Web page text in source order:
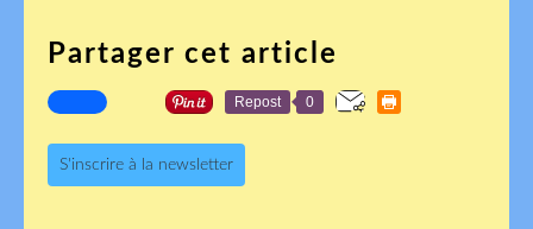
Partager cet article
Repost 0
S'inscrire à la newsletter